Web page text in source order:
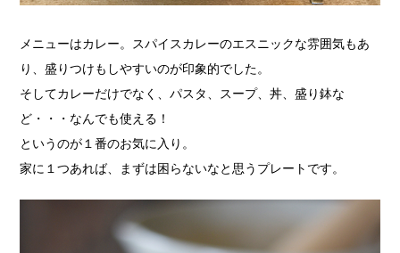
メニューはカレー。スパイスカレーのエスニックな雰囲気もあ
り、盛りつけもしやすいのが印象的でした。
そしてカレーだけでなく、パスタ、スープ、丼、盛り鉢な
ど・・・なんでも使える！
というのが１番のお気に入り。
家に１つあれば、まずは困らないなと思うプレートです。